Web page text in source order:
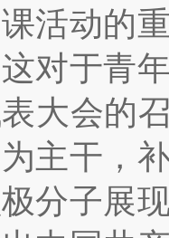
活动的
对于青
大会的
主干，
分子展